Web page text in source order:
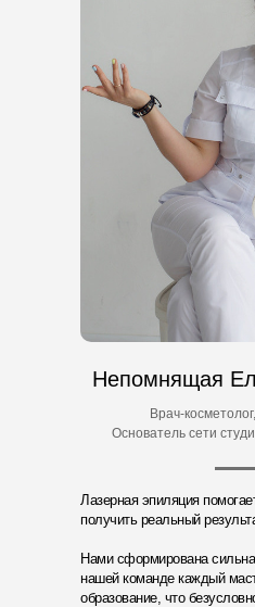
Непомнящая
Лазерная эпиляция
получить реальный
Нами сформирована
нашей команде каждый
образование, что
Врач-
Основатель сети